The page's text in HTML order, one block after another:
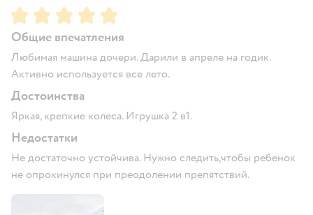
Рейтинг:5
Общие впечатления
Любимая машина дочери. Дарили в апреле на годик.
Активно используется все лето.
Достоинства
Яркая, крепкие колеса. Игрушка 2 в1.
Недостатки
Не достаточно устойчива. Нужно следить,чтобы ребенок
не опрокинулся при преодолении препятствий.